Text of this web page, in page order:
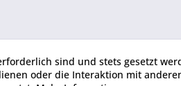
sind und stets gesetzt
oder die Interaktion mit